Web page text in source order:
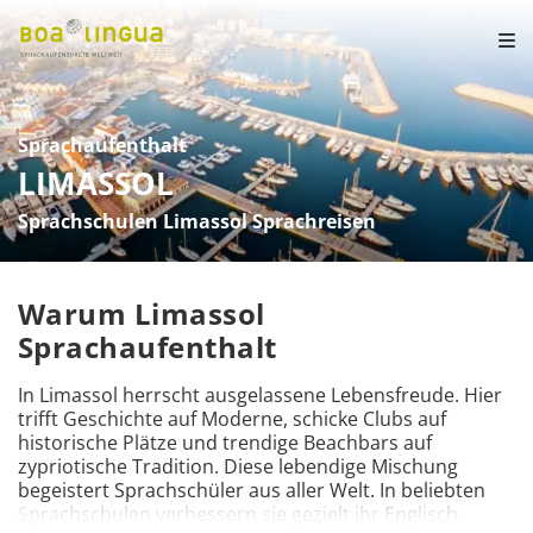
Sprachaufenthalt
LIMASSOL
Sprachschulen Limassol Sprachreisen
Warum Limassol
Sprachaufenthalt
In Limassol herrscht ausgelassene Lebensfreude. Hier
trifft Geschichte auf Moderne, schicke Clubs auf
historische Plätze und trendige Beachbars auf
zypriotische Tradition. Diese lebendige Mischung
begeistert Sprachschüler aus aller Welt. In beliebten
Sprachschulen verbessern sie gezielt ihr Englisch.